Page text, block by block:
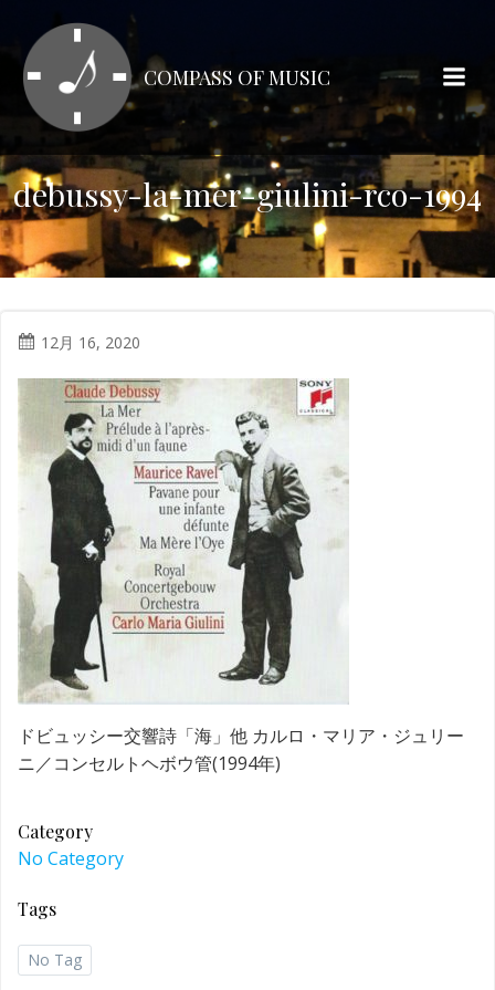
テ
ン
ツ
ス
キ
ッ
プ
COMPASS OF MUSIC
debussy-la-mer-giulini-rco-1994
12月 16, 2020
ドビュッシー交響詩「海」他 カルロ・マリア・ジュリー
ニ／コンセルトヘボウ管(1994年)
Category
No Category
Tags
No Tag